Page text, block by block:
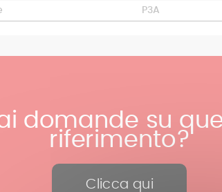
P3A
domande su
riferimento?
Clicca qui